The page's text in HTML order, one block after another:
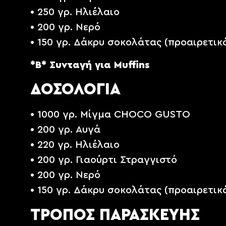
• 250 γρ. Ηλιέλαιο
• 200 γρ. Νερό
• 150 γρ. Δάκρυ σοκολάτας
*Β* Συνταγή για Muffins
ΔΟΣΟΛΟΓΙΑ
• 1000 γρ. Μίγμα CHOCO GUSTO
• 200 γρ. Αυγά
• 220 γρ. Ηλιέλαιο
• 200 γρ. Γιαούρτι Στραγγιστό
• 200 γρ. Νερό
• 150 γρ. Δάκρυ σοκολάτας
ΤΡΟΠΟΣ ΠΑΡΑΣΚΕΥΗΣ